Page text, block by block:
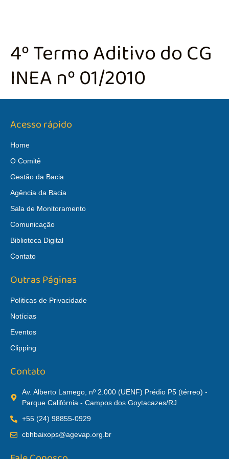
4º Termo Aditivo do CG
INEA nº 01/2010
Acesso rápido
Home
O Comitê
Gestão da Bacia
Agência da Bacia
Sala de Monitoramento
Comunicação
Biblioteca Digital
Contato
Outras Páginas
Politicas de Privacidade
Notícias
Eventos
Clipping
Contato
Av. Alberto Lamego, nº 2.000 (UENF) Prédio P5 (térreo) -
Parque Califórnia - Campos dos Goytacazes/RJ
+55 (24) 98855-0929
cbhbaixops@agevap.org.br